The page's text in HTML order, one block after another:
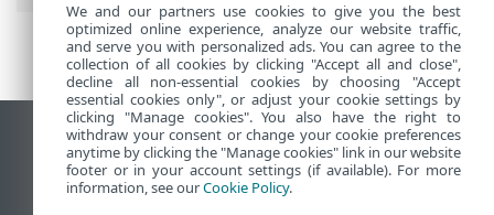
Ver sitio para ordenador
End of Life
Base de conocimiento de ESET
We and our partners use cookies to give you the best
optimized online experience, analyze our website traffic,
and serve you with personalized ads. You can agree to the
collection of all cookies by clicking "Accept all and close",
decline all non-essential cookies by choosing "Accept
essential cookies only", or adjust your cookie settings by
clicking "Manage cookies". You also have the right to
withdraw your consent or change your cookie preferences
anytime by clicking the "Manage cookies" link in our website
footer or in your account settings (if available). For more
information, see ourCookie Policy.